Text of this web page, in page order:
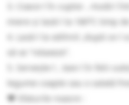
3. Coace-l în cuptor , mută-l
miere și lasă-l la 180°C timp
4. Lasă-l la odihnit ,după ce-l
să se “relaxeze”.
5. Servește-l , taie-l în felii
legume coapte sau o salată
❤️ Sfaturile noasre :